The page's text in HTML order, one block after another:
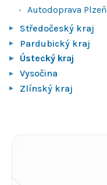
Autodoprava Plzeň
Středočeský kraj
Pardubický kraj
Ústecký kraj
Vysočina
Zlínský kraj